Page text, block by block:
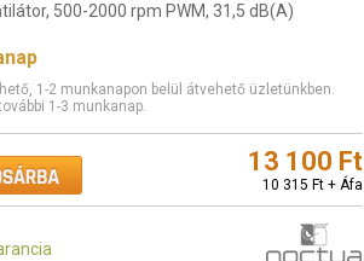
500-2000 rpm PWM, 31,5 dB(A)
1-2 munkanapon belül átvehető üzletünkben.
1-3 munkanap.
13 100 Ft
10 315 Ft + Áfa